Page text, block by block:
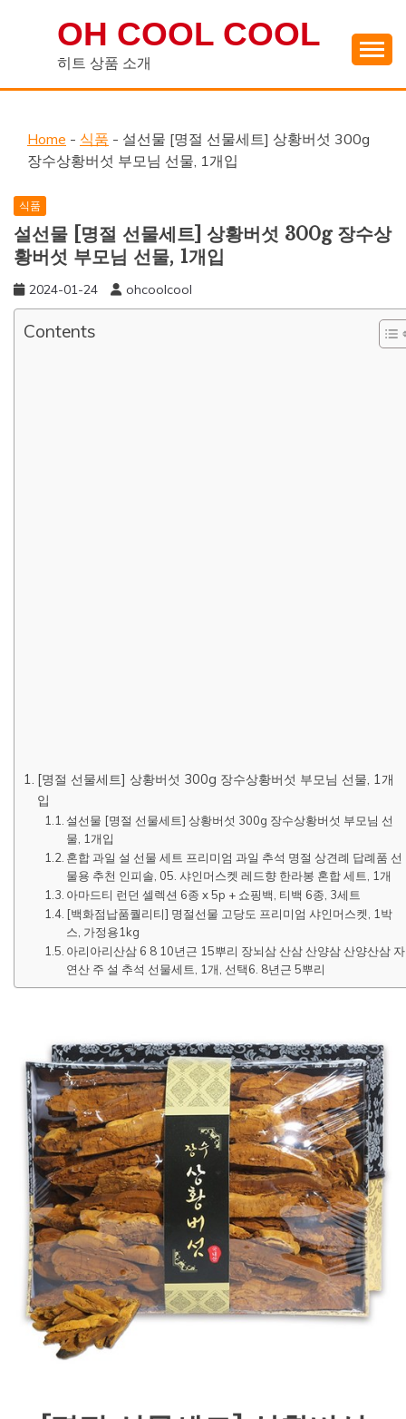
OH COOL COOL
히트 상품 소개
Home - 식품 - 설선물 [명절 선물세트] 상황버섯 300g
장수상황버섯 부모님 선물, 1개입
식품
설선물 [명절 선물세트] 상황버섯 300g 장수상
황버섯 부모님 선물, 1개입
2024-01-24 ohcoolcool
Contents
[명절 선물세트] 상황버섯 300g 장수상황버섯 부모님 선물, 1개
입
설선물 [명절 선물세트] 상황버섯 300g 장수상황버섯 부모님 선
물, 1개입
혼합 과일 설 선물 세트 프리미엄 과일 추석 명절 상견례 답례품 선
물용 추천 인피솔, 05. 샤인머스켓 레드향 한라봉 혼합 세트, 1개
아마드티 런던 셀렉션 6종 x 5p + 쇼핑백, 티백 6종, 3세트
[백화점납품퀄리티] 명절선물 고당도 프리미엄 샤인머스켓, 1박
스, 가정용1kg
아리아리산삼 6 8 10년근 15뿌리 장뇌삼 산삼 산양삼 산양산삼 자
연산 주 설 추석 선물세트, 1개, 선택6. 8년근 5뿌리